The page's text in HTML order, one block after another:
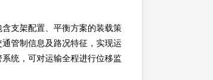
支架配置、平衡方案的装载策
管制信息及路况特征，实现运
统，可对运输全程进行位移监